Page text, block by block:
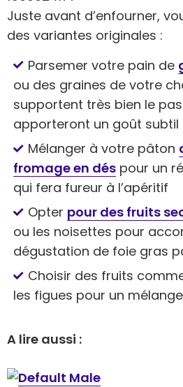
Juste avant d’enfourner,
des variantes originales :
Parsemer votre pain de
ou des graines de votre
supportent très bien le
apporteront un goût subtil
Mélanger à votre pâton
fromage en dés pour un
qui fera fureur à l’apéritif
Opter pour des fruits
ou les noisettes pour
dégustation de foie gras
Choisir des fruits
les figues pour un
A lire aussi :